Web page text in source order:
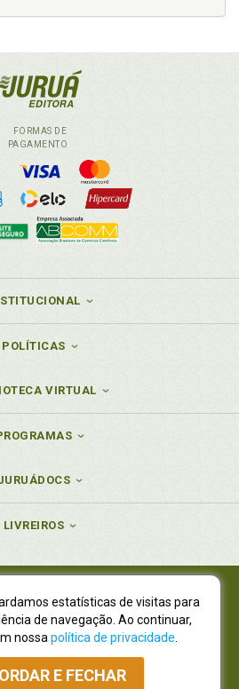
FORMAS DE
PAGAMENTO
POLÍTICAS
VIRTUAL
LIVREIROS
CNPJ 77.535.508/0001-19
CNPJ 01.701.561/0001-80
Dallegrave, 7665, São Lourenço |
- CEP 82210-310
|Vendas Atacado: (41) 4009-3939
estatísticas de visitas para
de navegação. Ao continuar,
nossa política de privacidade
E FECHAR